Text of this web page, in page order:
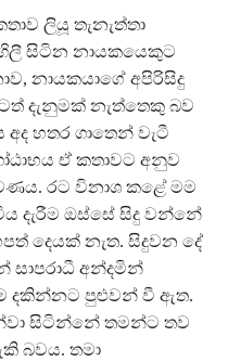
ලියූ තැනැත්තා
සිටින නායකයෙකුට
නායකයාගේ අපිරිසිදු
දැනුමක් නැත්තෙකු බව
හතර ගාතෙන් වැටී
ඒ කතාවට අනුව
රට විනාශ කළේ මම
දැරීම ඔස්සේ සිදු වන්නේ
දෙයක් නැත. සිදුවන දේ
අන්දමින්
දකින්නට පුළුවන් වී ඇත.
සිටින්නේ තමන්ට තව
බවය. තමා